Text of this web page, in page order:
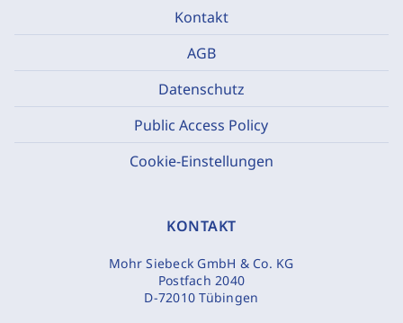
Kontakt
AGB
Datenschutz
Public Access Policy
Cookie-Einstellungen
KONTAKT
Mohr Siebeck GmbH & Co. KG
Postfach 2040
D-72010 Tübingen